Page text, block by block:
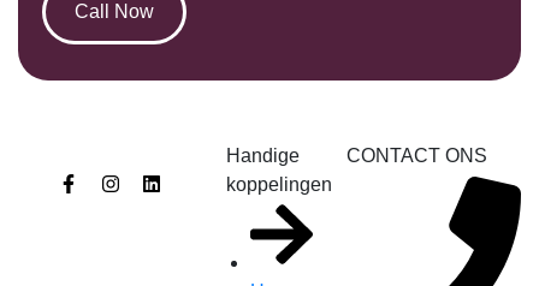
Call Now
Handige
koppelingen
CONTACT ONS